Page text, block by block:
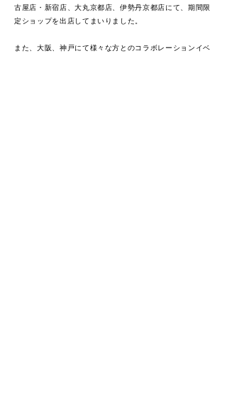
古屋店・新宿店、大丸京都店、伊勢丹京都店にて、期間限
定ショップを出店してまいりました。
また、大阪、神戸にて様々な方とのコラボレーションイベ